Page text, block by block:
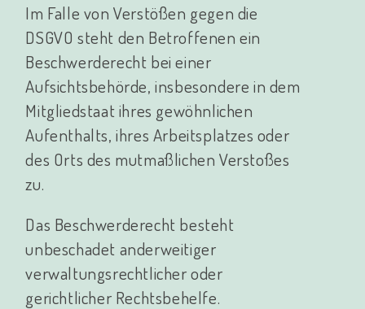
Im Falle von Verstößen gegen die
DSGVO steht den Betroffenen ein
Beschwerderecht bei einer
Aufsichtsbehörde, insbesondere in dem
Mitgliedstaat ihres gewöhnlichen
Aufenthalts, ihres Arbeitsplatzes oder
des Orts des mutmaßlichen Verstoßes
zu.
Das Beschwerderecht besteht
unbeschadet anderweitiger
verwaltungsrechtlicher oder
gerichtlicher Rechtsbehelfe.